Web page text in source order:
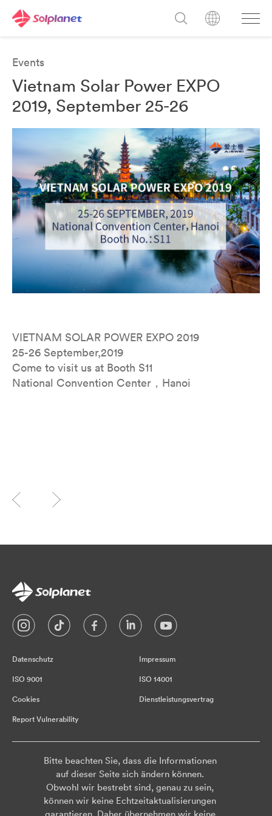
Events
Vietnam Solar Power EXPO
2019, September 25-26
VIETNAM SOLAR POWER EXPO 2019
25-26 September,2019
Come to visit us at Booth S11
National Convention Center，Hanoi
Datenschutz Impressum
ISO 9001 ISO 14001
Cookies Dienstleistungsvertrag
Report Vulnerability
Bitte beachten Sie, dass die Informationen
auf dieser Seite sich ändern können.
Obwohl wir bestrebt sind, genau zu sein,
können wir keine Echtzeitaktualisierungen